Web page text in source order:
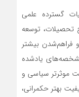
گسترده علمی
توسعه
فراهم‌شدن بیشتر
یادشده
موثرتر سیاسی و
بهتر حکمرانی،